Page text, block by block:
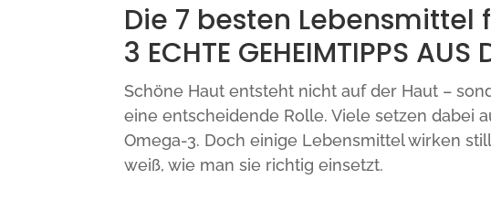
Die 7 besten Lebensmittel
3 ECHTE GEHEIMTIPPS AUS
Schöne Haut entsteht nicht auf der Haut –
eine entscheidende Rolle. Viele setzen dabei
Omega-3. Doch einige Lebensmittel wirken
weiß, wie man sie richtig einsetzt.